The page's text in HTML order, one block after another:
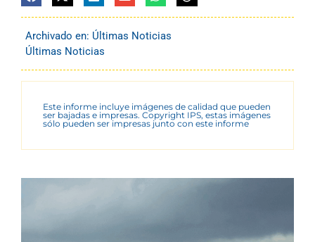
Archivado en: Últimas Noticias
Últimas Noticias
Este informe incluye imágenes de calidad que pueden
ser bajadas e impresas. Copyright IPS, estas imágenes
sólo pueden ser impresas junto con este informe